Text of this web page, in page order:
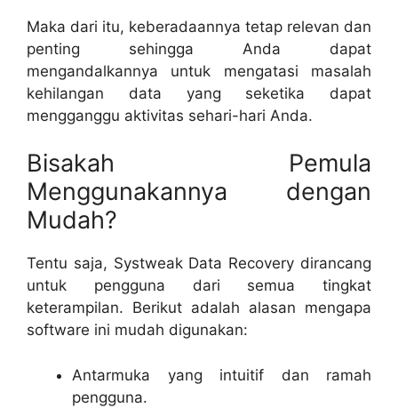
Maka dari itu, keberadaannya tetap relevan dan
penting sehingga Anda dapat
mengandalkannya untuk mengatasi masalah
kehilangan data yang seketika dapat
mengganggu aktivitas sehari-hari Anda.
Bisakah Pemula
Menggunakannya dengan
Mudah?
Tentu saja, Systweak Data Recovery dirancang
untuk pengguna dari semua tingkat
keterampilan. Berikut adalah alasan mengapa
software ini mudah digunakan:
Antarmuka yang intuitif dan ramah
pengguna.